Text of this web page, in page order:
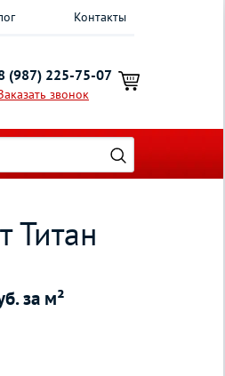
Контакты
(987) 225-75-07
звонок
Титан
за м²